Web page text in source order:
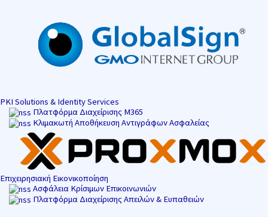
PKI Solutions & Identity Services
Πλατφόρμα Διαχείρισης M365
Κλιμακωτή Αποθήκευση Αντιγράφων Ασφαλείας
Επιχειρησιακή Εικονικοποίηση
Ασφάλεια Κρίσιμων Επικοινωνιών
Πλατφόρμα Διαχείρισης Απειλών & Ευπαθειών